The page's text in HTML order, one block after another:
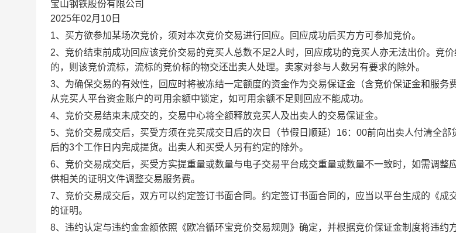
宝山钢铁股份有限公司
2025年02月10日
1、买方欲参加某场次竞价，须对本次竞价交易进行回应。回应成功后买方方可参加竞价。
2、竞价结束前成功回应该竞价交易的竞买人总数不足2人时，回应成功的竞买人亦无法出价。竞
的，则该竞价流标，流标的竞价标的物交还出卖人处理。卖家对参与人数另有要求的除外。
3、为确保交易的有效性，回应时将被冻结一定额度的资金作为交易保证金（含竞价保证金和服务
从竞买人平台资金账户的可用余额中锁定，如可用余额不足则回应不能成功。
4、竞价交易结束未成交的，交易中心将全额释放竞买人及出卖人的交易保证金。
5、竞价交易成交后，买受方须在竞买成交日后的次日（节假日顺延）16：00前向出卖人付清全部
后的3个工作日内完成提货。出卖人和买受人另有约定的除外。
6、竞价交易成交后，买受方实提重量或数量与电子交易平台成交重量或数量不一致时，如需调整
供相关的证明文件调整交易服务费。
7、竞价交易成交后，双方可以约定签订书面合同。约定签订书面合同的，应当以平台生成的《成
的证明。
8、违约认定与违约金金额依照《欧冶循环宝竞价交易规则》确定，并根据竞价保证金制度将违约